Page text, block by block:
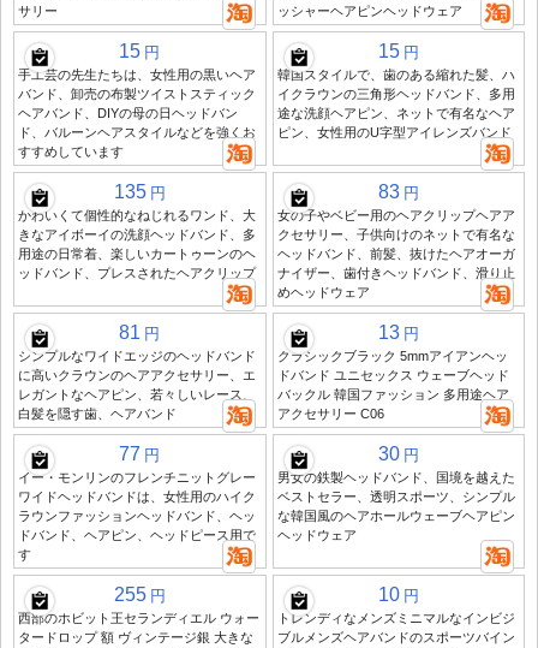
サリー
ッシャーヘアピンヘッドウェア
15 円
手工芸の先生たちは、女性用の黒いヘア
バンド、卸売の布製ツイストスティック
ヘアバンド、DIYの母の日ヘッドバン
ド、バルーンヘアスタイルなどを強くお
すすめしています
15 円
韓国スタイルで、歯のある縮れた髪、ハ
イクラウンの三角形ヘッドバンド、多用
途な洗顔ヘアピン、ネットで有名なヘア
ピン、女性用のU字型アイレンズバンド
135 円
かわいくて個性的なねじれるワンド、大
きなアイボーイの洗顔ヘッドバンド、多
用途の日常着、楽しいカートゥーンのヘ
ッドバンド、プレスされたヘアクリップ
83 円
女の子やベビー用のヘアクリップヘアア
クセサリー、子供向けのネットで有名な
ヘッドバンド、前髪、抜けたヘアオーガ
ナイザー、歯付きヘッドバンド、滑り止
めヘッドウェア
81 円
シンプルなワイドエッジのヘッドバンド
に高いクラウンのヘアアクセサリー、エ
レガントなヘアピン、若々しいレース、
白髪を隠す歯、ヘアバンド
13 円
クラシックブラック 5mmアイアンヘッ
ドバンド ユニセックス ウェーブヘッド
バックル 韓国ファッション 多用途ヘア
アクセサリー C06
77 円
イー・モンリンのフレンチニットグレー
ワイドヘッドバンドは、女性用のハイク
ラウンファッションヘッドバンド、ヘッ
ドバンド、ヘアピン、ヘッドピース用で
す
30 円
男女の鉄製ヘッドバンド、国境を越えた
ベストセラー、透明スポーツ、シンプル
な韓国風のヘアホールウェーブヘアピン
ヘッドウェア
255 円
西部のホビット王セランディエル ウォー
タードロップ 額 ヴィンテージ銀 大きな
10 円
トレンディなメンズミニマルなインビジ
ブルメンズヘアバンドのスポーツバイン